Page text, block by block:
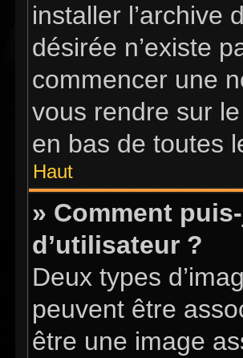
installer l’archive
désirée n’existe
commencer une
vous rendre sur
en bas de toutes
Haut
» Comment
d’utilisateur ?
Deux types
peuvent être
être une image